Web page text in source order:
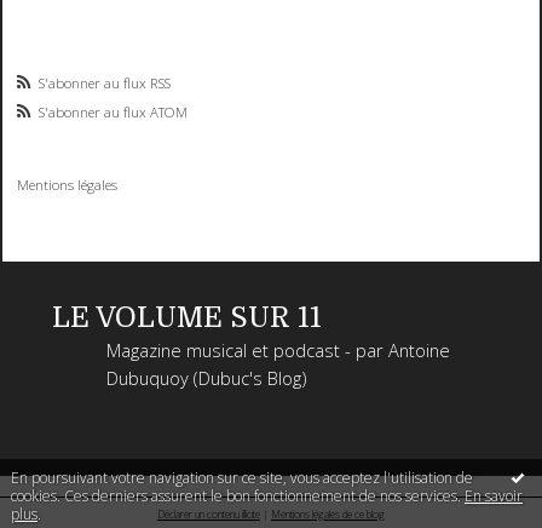
En poursuivant votre navigation sur ce site, vous acceptez l'utilisation de
cookies. Ces derniers assurent le bon fonctionnement de nos services.En savoir
plus.
S'abonner au flux RSS
S'abonner au flux ATOM
Mentions légales
LE VOLUME SUR 11
Magazine musical et podcast - par Antoine
Dubuquoy (Dubuc's Blog)
Déclarer un contenu illicite | Mentions légales de ce blog